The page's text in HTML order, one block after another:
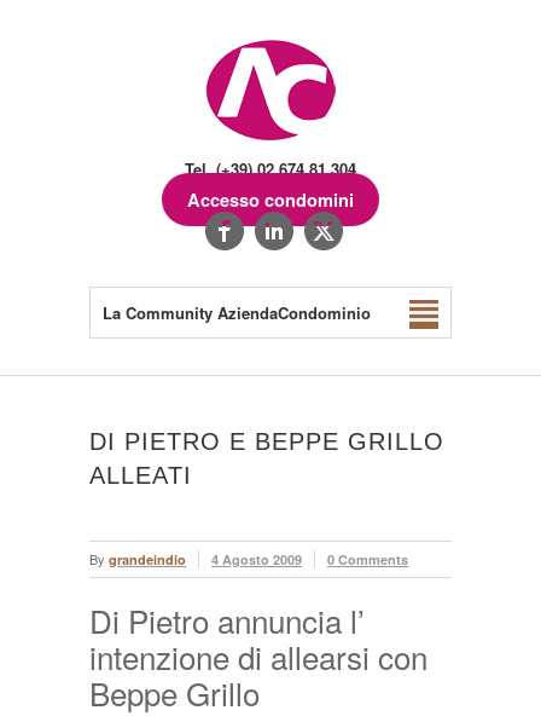
Tel. (+39) 02.674.81.304
Accesso condomini
La Community AziendaCondominio
DI PIETRO E BEPPE GRILLO
ALLEATI
By grandeindio 4 Agosto 2009 0 Comments
Di Pietro annuncia l’
intenzione di allearsi con
Beppe Grillo